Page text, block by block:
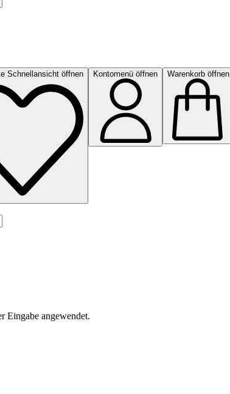
Schnellansicht öffnen Kontomenü öffnen Warenkorb öffnen
Eingabe angewendet.